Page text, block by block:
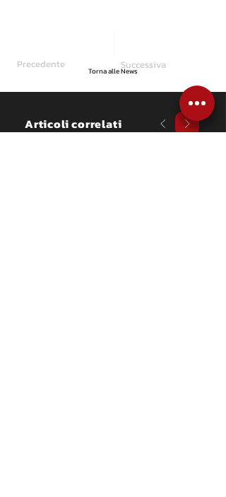
Precedente Successiva
Torna alle News
Articoli correlati